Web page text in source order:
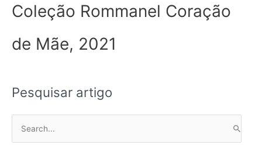
Coleção Rommanel Coração
de Mãe, 2021
Pesquisar artigo